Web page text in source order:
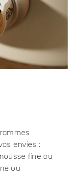
envies :
fine ou
ou